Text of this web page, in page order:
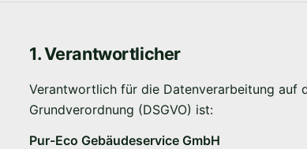
1. Verantwortlicher
Verantwortlich für die Datenverarbeitung auf
Grundverordnung (DSGVO) ist:
Pur-Eco Gebäudeservice GmbH